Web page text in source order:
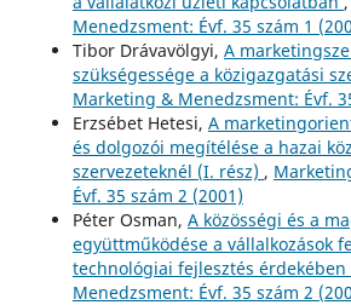
Menedzsment: Évf. 35 szám 1
Tibor Drávavölgyi, A
szükségessége a közigazgatási
Marketing & Menedzsment: Évf.
Erzsébet Hetesi, A
és dolgozói megítélése a hazai
szervezeteknél (I. rész) ,
Évf. 35 szám 2 (2001)
Péter Osman, A közösségi és a
együttműködése a vállalkozások
technológiai fejlesztés érdekében
Menedzsment: Évf. 35 szám 2